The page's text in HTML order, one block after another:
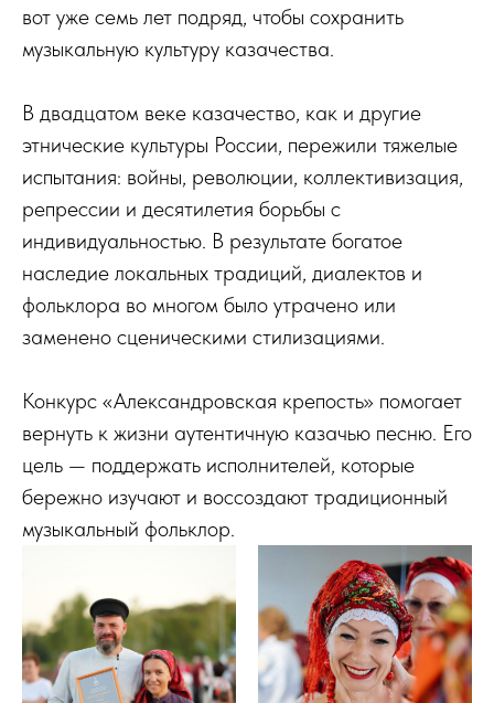
вот уже семь лет подряд, чтобы сохранить
музыкальную культуру казачества.
В двадцатом веке казачество, как и другие
этнические культуры России, пережили тяжелые
испытания: войны, революции, коллективизация,
репрессии и десятилетия борьбы с
индивидуальностью. В результате богатое
наследие локальных традиций, диалектов и
фольклора во многом было утрачено или
заменено сценическими стилизациями.
Конкурс «Александровская крепость» помогает
вернуть к жизни аутентичную казачью песню. Его
цель — поддержать исполнителей, которые
бережно изучают и воссоздают традиционный
музыкальный фольклор.